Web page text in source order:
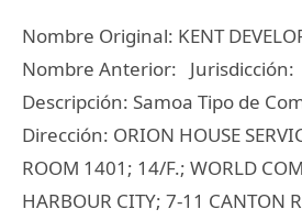
Nombre Original: KENT
Nombre Anterior: Jurisdicción:
Descripción: Samoa Tipo de
Dirección: ORION HOUSE
ROOM 1401; 14/F.; WORLD
HARBOUR CITY; 7-11 CANTON